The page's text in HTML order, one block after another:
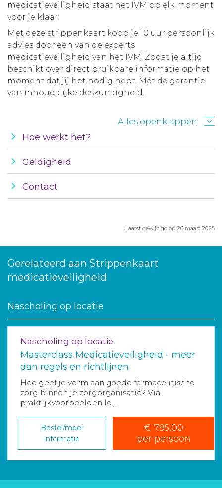
medicatieveiligheid staat het IVM op elk moment
voor je klaar.
Met deze strippenkaart koop je 10 uur persoonlijk
advies door een van de experts
medicatieveiligheid van het IVM. Zodat je altijd
beschikt over direct bruikbare informatie op het
moment dat jij het nodig hebt. Mét de garantie
van inhoudelijke deskundigheid.
Alles openklappen
Hoe werkt het?
Geldigheid
Contact
Laatst gewijzigd op 28 maart 2025
Gerelateerd aan Strippenkaart
medicatieveiligheid
Nascholing op locatie
Nascholing op locatie
Masterclass Medicatieveiligheid - meer
dan regels en richtlijnen
Hoe geef je vorm aan goede farmaceutische
zorg binnen je zorgorganisatie? Via
praktijkvoorbeelden le...
Bestel/meer
informatie
€ 795,00
per persoon